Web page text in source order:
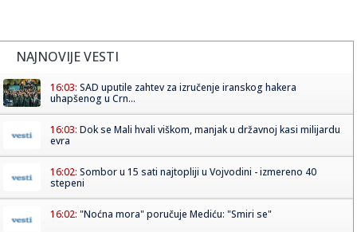
NAJNOVIJE VESTI
16:03: SAD uputile zahtev za izručenje iranskog hakera
uhapšenog u Crn...
16:03: Dok se Mali hvali viškom, manjak u državnoj kasi milijardu
evra
16:02: Sombor u 15 sati najtopliji u Vojvodini - izmereno 40
stepeni
16:02: "Noćna mora" poručuje Mediću: "Smiri se"